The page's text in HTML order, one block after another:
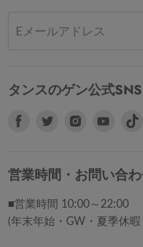
Eメールアドレス
タンスのゲン公式SNS
Facebook
つ
て
く
Twitter
つ
て
く
Instagram
つ
て
く
つ
て
く
営業時間・お問い合
■営業時間 10:00～22:00
(年末年始・GW・夏季休